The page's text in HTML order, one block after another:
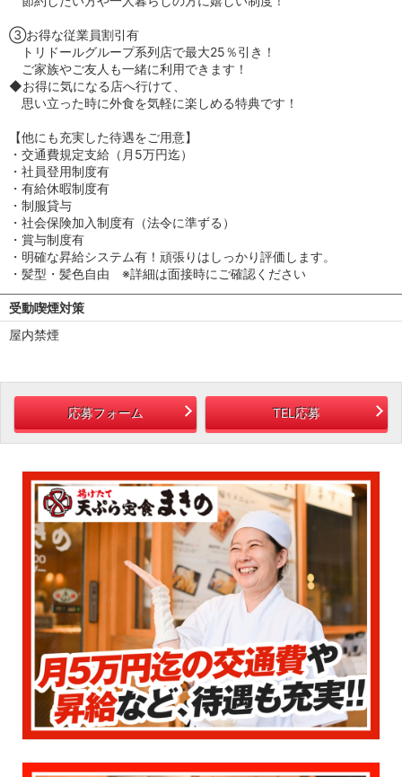
③お得な従業員割引有
トリドールグループ系列店で最大25％引き！
ご家族やご友人も一緒に利用できます！
◆お得に気になる店へ行けて、
思い立った時に外食を気軽に楽しめる特典です！
【他にも充実した待遇をご用意】
・交通費規定支給（月5万円迄）
・社員登用制度有
・有給休暇制度有
・制服貸与
・社会保険加入制度有（法令に準ずる）
・賞与制度有
・明確な昇給システム有！頑張りはしっかり評価します。
・髪型・髪色自由 ※詳細は面接時にご確認ください
受動喫煙対策
屋内禁煙
応募フォーム TEL応募